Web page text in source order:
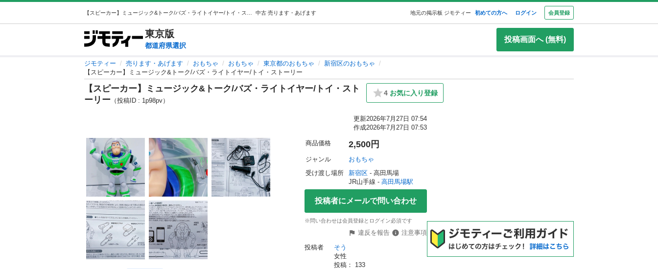
中古 売ります・あげます 地元の掲示板 ジモティー 初めての方へ ログイン 会員登録
東京版
都道府県選択
投稿画面へ (無料)
ジモティー 売ります・あげます おもちゃ おもちゃ 東京都のおもちゃ
新宿区のおもちゃ
【スピーカー】ミュージック&トーク/バズ・ライトイヤー/トイ・ストーリー
【スピーカー】ミュージック&トーク/バズ・ライトイヤー/トイ・スト
ーリー （投稿ID : 1p98pv）
4 お気に入り登録
更新2026年7月27日 07:54
作成2026年7月27日 07:53
商品価格 2,500円
ジャンル
おもちゃ
受け渡し場所
新宿区 - 高田馬場
JR山手線 - 高田馬場駅
投稿者にメールで問い合わせ
※問い合わせは会員登録とログイン必須です
違反を報告
注意事項
投稿者
そう
女性
投稿： 133